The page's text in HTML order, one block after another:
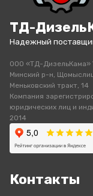
ТД-
Надежный
ООО «ТД-ДизельКама»
Минский р-н,
Меньковский тракт, 14
Компания
юридических лиц и
2014
Контакты